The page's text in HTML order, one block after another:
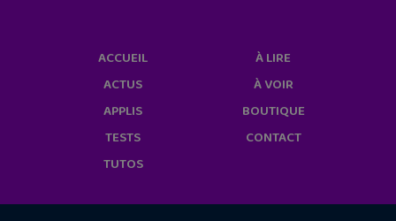
ACCUEIL
ACTUS
APPLIS
TESTS
TUTOS
À LIRE
À VOIR
BOUTIQUE
CONTACT